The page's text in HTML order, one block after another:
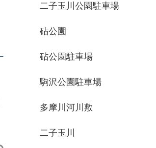
二子玉川公園駐車場
砧公園
砧公園駐車場
駒沢公園駐車場
多摩川河川敷
二子玉川